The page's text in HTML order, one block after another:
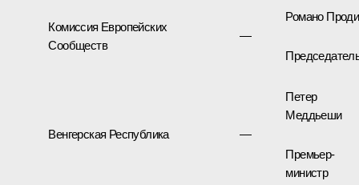
Комиссия Европейских
Сообществ
—
Романо Проди
Венгерская Республика —
Петер
Меддьеши
Премьер-
министр